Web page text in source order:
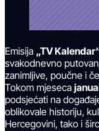
Emisija „TV
svakodnevno
zanimljive, poučne i
Tokom mjeseca
podsjećati na
oblikovale historiju,
Hercegovini, tako i